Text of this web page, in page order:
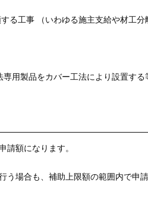
る工事 （いわゆる施主支給や材工分
用製品をカバー工法により設置する
額になります。
場合も、補助上限額の範囲内で申